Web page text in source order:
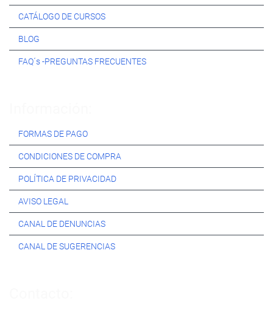
CATÁLOGO DE CURSOS
BLOG
FAQ´s -PREGUNTAS FRECUENTES
FORMAS DE PAGO
CONDICIONES DE COMPRA
POLÍTICA DE PRIVACIDAD
AVISO LEGAL
CANAL DE DENUNCIAS
CANAL DE SUGERENCIAS